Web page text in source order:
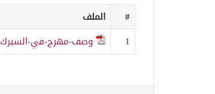
# الملف
1
وصف-مهرج-في-السيرك